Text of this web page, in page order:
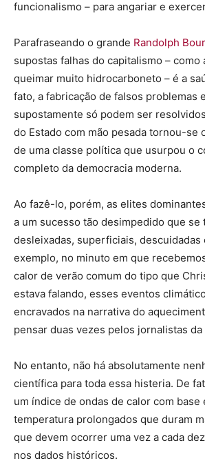
funcionalismo – para angariar e
Parafraseando o grande Randolph
supostas falhas do capitalismo – como
queimar muito hidrocarboneto – é a
fato, a fabricação de falsos problemas
supostamente só podem ser
do Estado com mão pesada tornou-se
de uma classe política que usurpou o
completo da democracia moderna.
Ao fazê-lo, porém, as elites
a um sucesso tão desimpedido que se
desleixadas, superficiais, descuidadas
exemplo, no minuto em que
calor de verão comum do tipo que
estava falando, esses eventos
encravados na narrativa do
pensar duas vezes pelos jornalistas
No entanto, não há absolutamente
científica para toda essa histeria. De
um índice de ondas de calor com base
temperatura prolongados que duram
que devem ocorrer uma vez a cada
nos dados históricos.